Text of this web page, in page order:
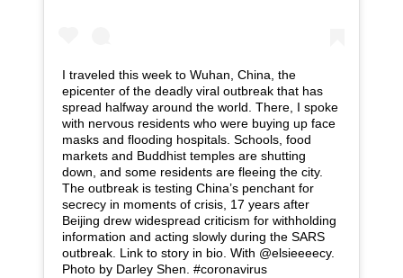
I traveled this week to Wuhan, China, the
epicenter of the deadly viral outbreak that has
spread halfway around the world. There, I spoke
with nervous residents who were buying up face
masks and flooding hospitals. Schools, food
markets and Buddhist temples are shutting
down, and some residents are fleeing the city.
The outbreak is testing China’s penchant for
secrecy in moments of crisis, 17 years after
Beijing drew widespread criticism for withholding
information and acting slowly during the SARS
outbreak. Link to story in bio. With @elsieeeecy.
Photo by Darley Shen. #coronavirus